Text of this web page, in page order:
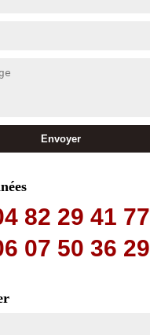
82 29 41 77
07 50 36 29